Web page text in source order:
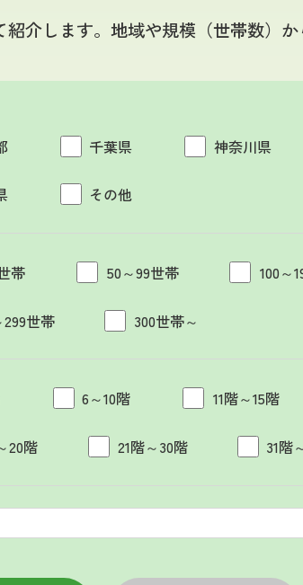
介します。地域や規模（世帯数）
千葉県 神奈川県
その他
帯 50～99世帯 100～
299世帯 300世帯～
6～10階 11階～15階
20階 21階～30階 31階